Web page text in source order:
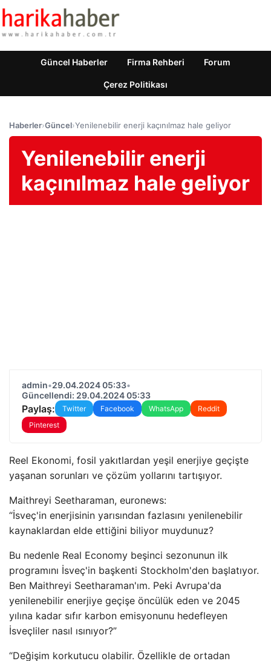
Güncel Haberler Firma Rehberi Forum
Çerez Politikası
Haberler›Güncel›Yenilenebilir enerji kaçınılmaz hale geliyor
Yenilenebilir enerji
kaçınılmaz hale geliyor
admin•29.04.2024 05:33•
Güncellendi: 29.04.2024 05:33
Paylaş: Twitter Facebook WhatsApp
Reddit
Pinterest
Reel Ekonomi, fosil yakıtlardan yeşil enerjiye geçişte
yaşanan sorunları ve çözüm yollarını tartışıyor.
Maithreyi Seetharaman, euronews:
“İsveç'in enerjisinin yarısından fazlasını yenilenebilir
kaynaklardan elde ettiğini biliyor muydunuz?
Bu nedenle Real Economy beşinci sezonunun ilk
programını İsveç'in başkenti Stockholm'den başlatıyor.
Ben Maithreyi Seetharaman'ım. Peki Avrupa'da
yenilenebilir enerjiye geçişe öncülük eden ve 2045
yılına kadar sıfır karbon emisyonunu hedefleyen
İsveçliler nasıl ısınıyor?”
“Değişim korkutucu olabilir. Özellikle de ortadan